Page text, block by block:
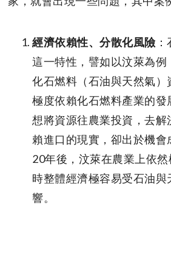
經濟依賴性、分散化風險：
這一特性，譬如以汶萊為例
化石燃料（石油與天然氣）
極度依賴化石燃料產業的
想將資源往農業投資，去解
賴進口的現實，卻出於機
20年後，汶萊在農業上依
時整體經濟極容易受石油與
響。